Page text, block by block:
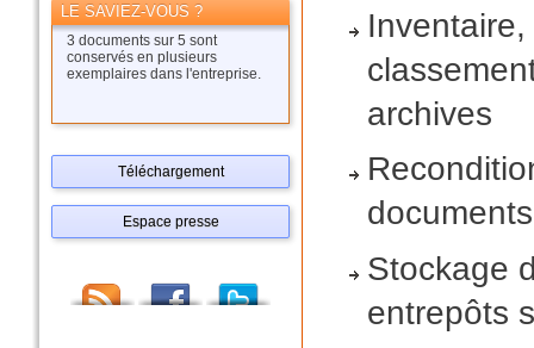
LE SAVIEZ-VOUS ?
3 documents sur 5 sont
conservés en plusieurs
exemplaires dans l'entreprise.
Téléchargement
Espace presse
archives
documents
Stockage
entrepôts